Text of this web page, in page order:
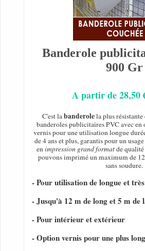
Banderole
900 Gr
A partir de 28,50
C'est labanderolela plus résistante
banderoles publicitaires PVC avec
vernis pour une utilisation longue
de 4 ans et plus, garantis pour un
enimpression grand formatde qualité
pouvons imprimé un maximum de
sans soudure.
- Pour utilisation de longue et
- Jusqu'à 12 m de long et 5 m de
- Pour intérieur et extérieur
- Option vernis pour une plus